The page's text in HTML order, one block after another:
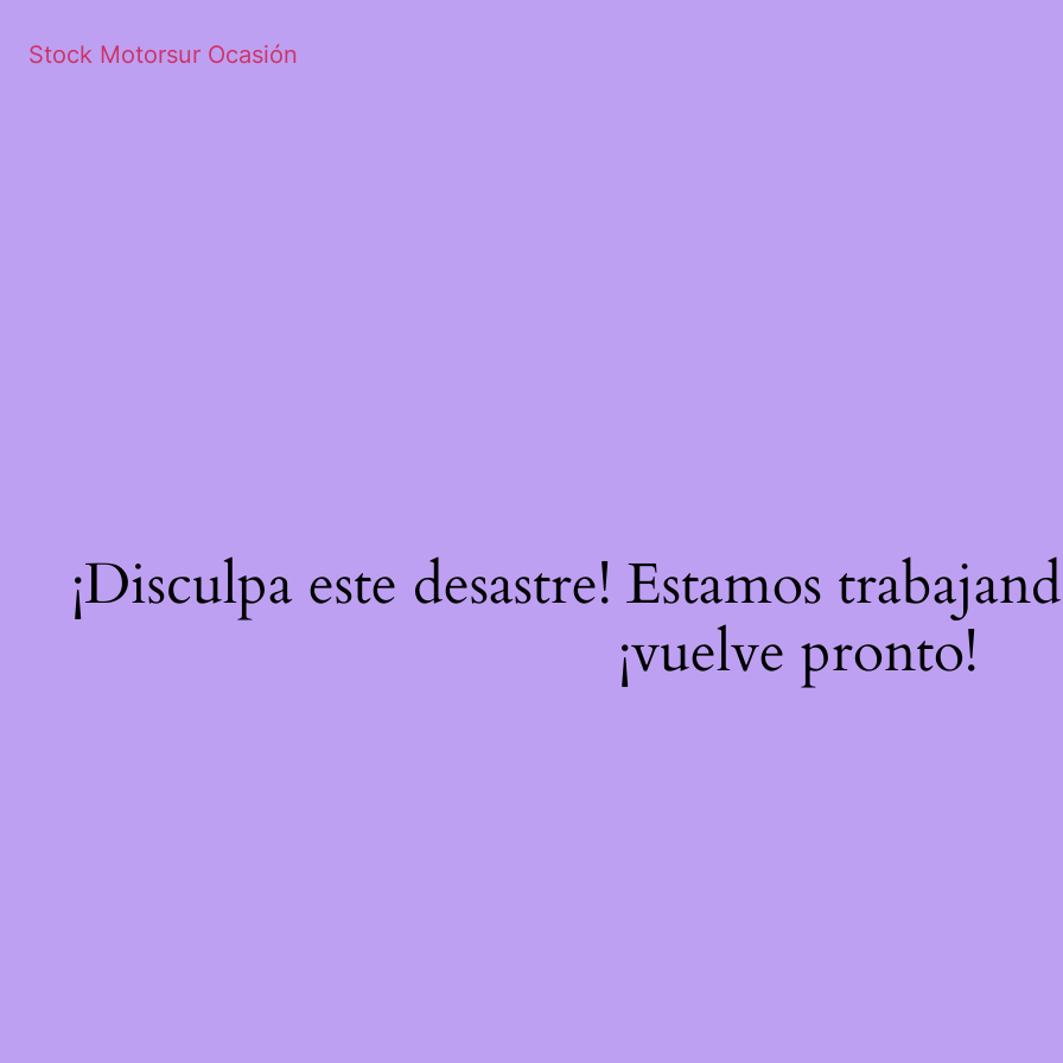
Stock Motorsur Ocasión
¡Disculpa este desastre! Estamos
¡vuelve pronto!